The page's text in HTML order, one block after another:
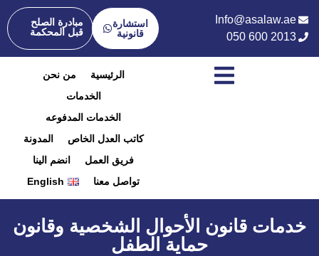
Info@asalaw.ae
050 600 2013
استشارة
قانونية
مبادرة الصلح
قبل المحكمة
الرئيسية
من نحن
الخدمات
الخدمات المدفوعه
كاتب العدل الخاص
المدونة
فريق العمل
انضم الينا
تواصل معنا
English
خدمات قانون الأحوال الشخصية وقانون
حماية الطفل